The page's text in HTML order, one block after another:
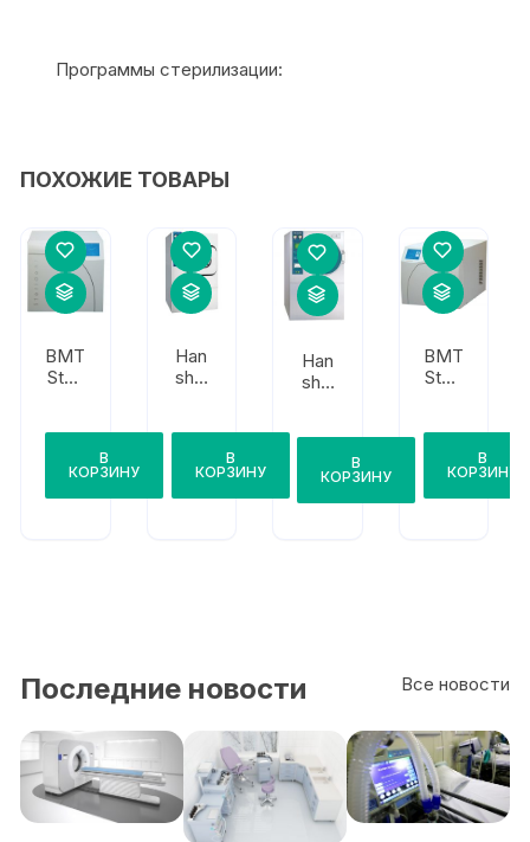
Программы стерилизации:
ПОХОЖИЕ ТОВАРЫ
BMT
Steri
В
КОРЗИНУ
Han
shin
В
КОРЗИНУ
Han
shin
В
КОРЗИНУ
BMT
Steri
В
КОРЗИНУ
Все новости
Последние новости